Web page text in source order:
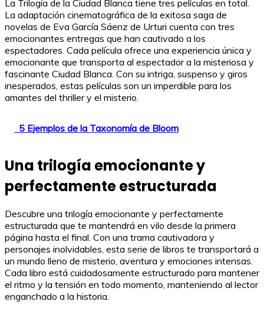
La Trilogía de la Ciudad Blanca tiene tres películas en total.
La adaptación cinematográfica de la exitosa saga de
novelas de Eva García Sáenz de Urturi cuenta con tres
emocionantes entregas que han cautivado a los
espectadores. Cada película ofrece una experiencia única y
emocionante que transporta al espectador a la misteriosa y
fascinante Ciudad Blanca. Con su intriga, suspenso y giros
inesperados, estas películas son un imperdible para los
amantes del thriller y el misterio.
5 Ejemplos de la Taxonomía de Bloom
Una trilogía emocionante y
perfectamente estructurada
Descubre una trilogía emocionante y perfectamente
estructurada que te mantendrá en vilo desde la primera
página hasta el final. Con una trama cautivadora y
personajes inolvidables, esta serie de libros te transportará a
un mundo lleno de misterio, aventura y emociones intensas.
Cada libro está cuidadosamente estructurado para mantener
el ritmo y la tensión en todo momento, manteniendo al lector
enganchado a la historia.